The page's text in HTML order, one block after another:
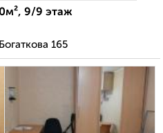
9/9 этаж
165